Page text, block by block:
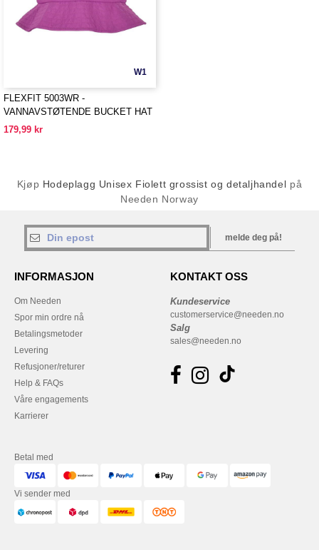
W1
FLEXFIT 5003WR -
VANNAVSTØTENDE BUCKET HAT
179,99 kr
Kjøp Hodeplagg Unisex Fiolett grossist og detaljhandel på
Needen Norway
melde deg på!
INFORMASJON
Om Needen
Spor min ordre nå
Betalingsmetoder
Levering
Refusjoner/returer
Help & FAQs
Våre engagements
Karrierer
KONTAKT OSS
Kundeservice
customerservice@needen.no
Salg
sales@needen.no
Betal med
Vi sender med